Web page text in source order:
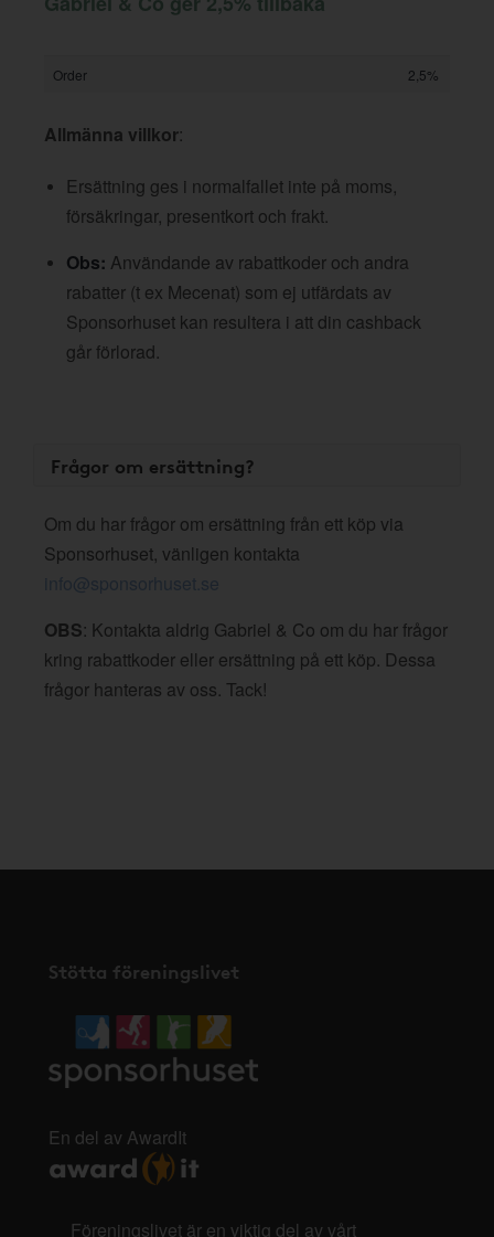
Order 2,5%
Allmänna villkor:
Ersättning ges i normalfallet inte på moms,
försäkringar, presentkort och frakt.
Obs: Användande av rabattkoder och andra
rabatter (t ex Mecenat) som ej utfärdats av
Sponsorhuset kan resultera i att din cashback
går förlorad.
Frågor om ersättning?
Om du har frågor om ersättning från ett köp via
Sponsorhuset, vänligen kontakta
info@sponsorhuset.se
OBS: Kontakta aldrig Gabriel & Co om du har frågor
kring rabattkoder eller ersättning på ett köp. Dessa
frågor hanteras av oss. Tack!
Stötta föreningslivet
En del av AwardIt
Föreningslivet är en viktig del av vårt